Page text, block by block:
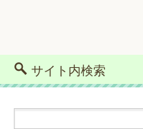
サイト内検索